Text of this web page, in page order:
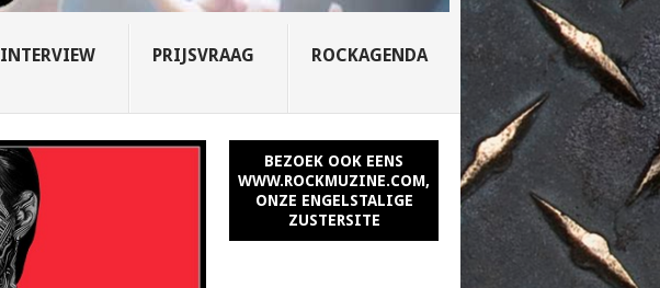
INTERVIEW PRIJSVRAAG ROCKAGENDA
BEZOEK OOK EENS
WWW.ROCKMUZINE.COM,
ONZE ENGELSTALIGE
ZUSTERSITE